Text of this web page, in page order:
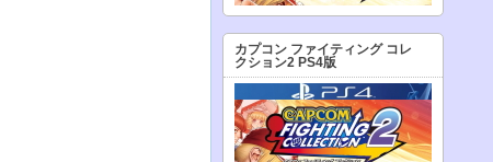
カプコン ファイティング コレ
クション2 PS4版